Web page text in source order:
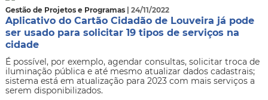
Gestão de Projetos e Programas | 24/11/2022
Aplicativo do Cartão Cidadão de Louveira já pode
ser usado para solicitar 19 tipos de serviços na
cidade
É possível, por exemplo, agendar consultas, solicitar troca de
iluminação pública e até mesmo atualizar dados cadastrais;
sistema está em atualização para 2023 com mais serviços a
serem disponibilizados.